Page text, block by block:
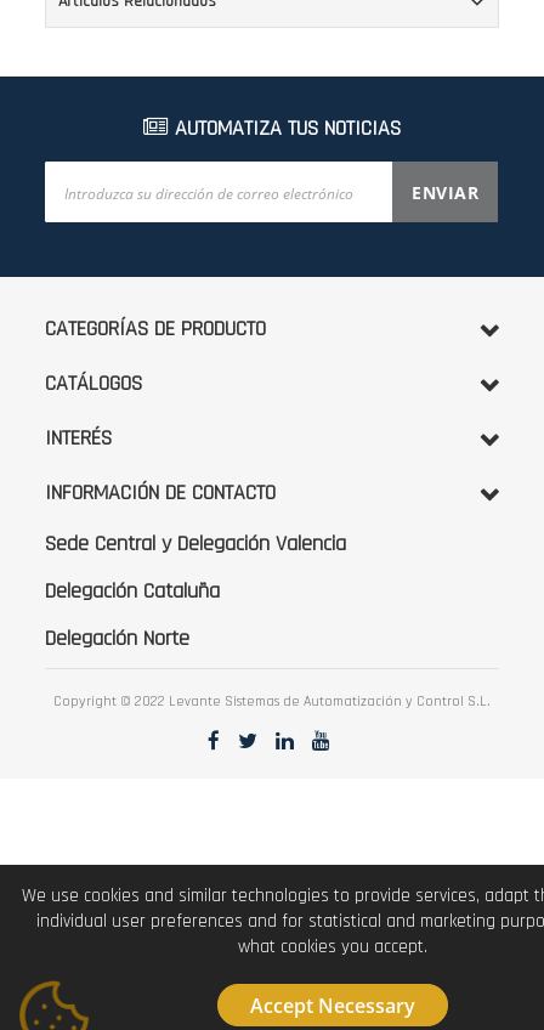
AUTOMATIZA TUS NOTICIAS
noticias:
ENVIAR
CATEGORÍAS DE PRODUCTO
CATÁLOGOS
INTERÉS
INFORMACIÓN DE CONTACTO
Sede Central y Delegación Valencia
Delegación Cataluña
Delegación Norte
Copyright © 2022 Levante Sistemas de Automatización y Control S.L.
We use cookies and similar technologies to provide services, adapt
individual user preferences and for statistical and marketing
what cookies you accept.
Accept Necessary